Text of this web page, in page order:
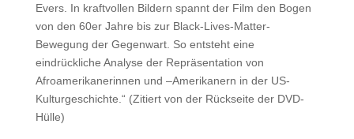
Evers. In kraftvollen Bildern spannt der Film den Bogen
von den 60er Jahre bis zur Black-Lives-Matter-
Bewegung der Gegenwart. So entsteht eine
eindrückliche Analyse der Repräsentation von
Afroamerikanerinnen und –Amerikanern in der US-
Kulturgeschichte.“ (Zitiert von der Rückseite der DVD-
Hülle)